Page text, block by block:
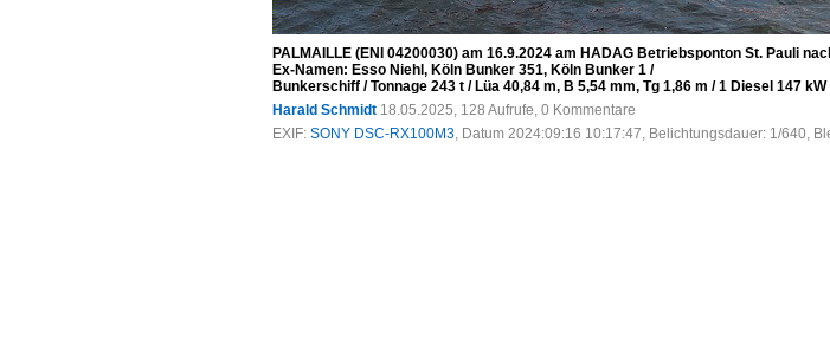
PALMAILLE (ENI 04200030) am 16.9.2024 am HADAG Betriebsponton St. Pauli
Ex-Namen: Esso Niehl, Köln Bunker 351, Köln Bunker 1 /
Bunkerschiff / Tonnage 243 t / Lüa 40,84 m, B 5,54 mm, Tg 1,86 m / 1 Diesel 147
Harald Schmidt 18.05.2025, 128 Aufrufe, 0 Kommentare
EXIF: SONY DSC-RX100M3, Datum 2024:09:16 10:17:47, Belichtungsdauer: 1/640,